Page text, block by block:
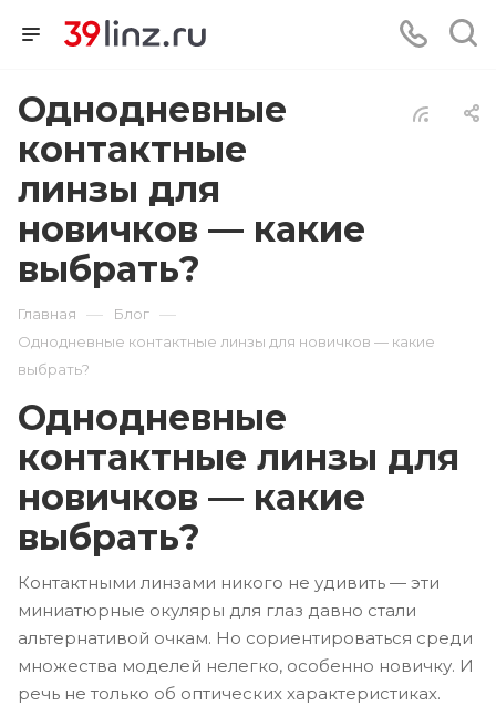
Однодневные
контактные
линзы для
новичков — какие
выбрать?
Главная — Блог —
Однодневные контактные линзы для новичков — какие
выбрать?
Однодневные
контактные линзы для
новичков — какие
выбрать?
Контактными линзами никого не удивить — эти
миниатюрные окуляры для глаз давно стали
альтернативой очкам. Но сориентироваться среди
множества моделей нелегко, особенно новичку. И
речь не только об оптических характеристиках.